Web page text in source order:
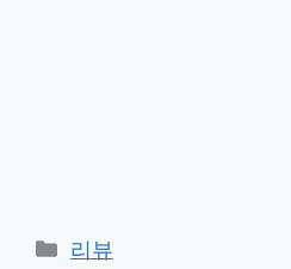
Categories
리뷰